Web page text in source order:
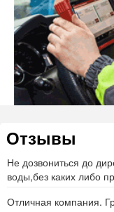
Отзывы
Не дозвониться до
воды,без каких либо
Отличная компания.